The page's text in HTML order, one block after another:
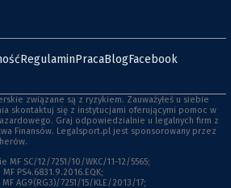
RegulaminPracaBlogFacebook
związane są z ryzykiem. Zauważyłeś u siebie
skontaktuj się z instytucjami oferującymi pomoc w
Graj odpowiedzialnie u legalnych firm z
Finansów. Legalsport.pl jest sponsorowany przez
MF SC/12/7251/10/WKC/11-12/5565;
PS4.6831.9.2016.EQK;
AG9(RG3)/7251/15/KLE/2013/17;